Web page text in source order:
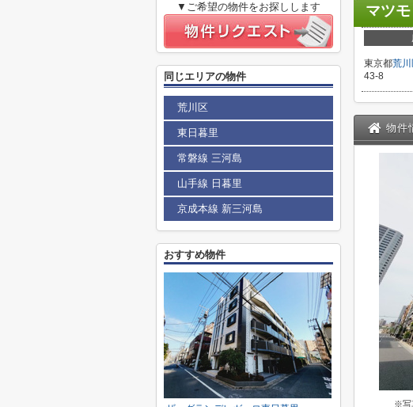
マツ
東京都荒川
43-8
物件
※写
▼ご希望の物件をお探しします
同じエリアの物件
荒川区
東日暮里
常磐線 三河島
山手線 日暮里
京成本線 新三河島
おすすめ物件